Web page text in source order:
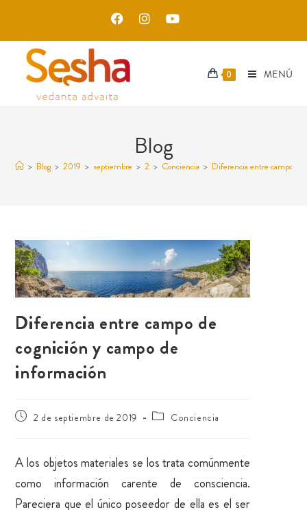
0 MENÚ
Blog
> Blog > 2019 > septiembre > 2 > Conciencia > Diferencia entre campo de
Diferencia entre campo de
cognición y campo de
información
2 de septiembre de 2019 Conciencia
A los objetos materiales se los trata comúnmente
como información carente de consciencia.
Pareciera que el único poseedor de ella es el ser